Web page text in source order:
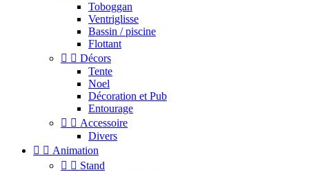
Toboggan
Ventriglisse
Bassin / piscine
Flottant
  Décors
Tente
Noel
Décoration et Pub
Entourage
  Accessoire
Divers
  Animation
  Stand